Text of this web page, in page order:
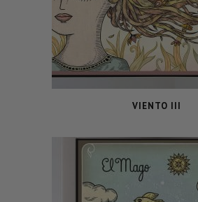
VIENTO III